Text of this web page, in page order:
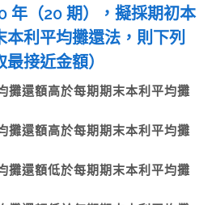
年（20 期），擬採期初本
利平均攤還法，則下列
最接近金額）
攤還額高於每期期末本利平均攤
攤還額高於每期期末本利平均攤
攤還額低於每期期末本利平均攤